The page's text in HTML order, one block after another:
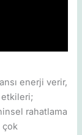
enerji verir,
etkileri;
rahatlama
çok